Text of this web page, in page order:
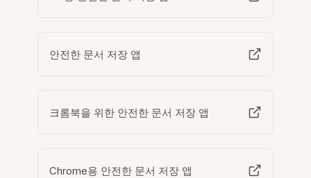
안전한 문서 저장 앱
크롬북을 위한 안전한 문서 저장 앱
Chrome용 안전한 문서 저장 앱